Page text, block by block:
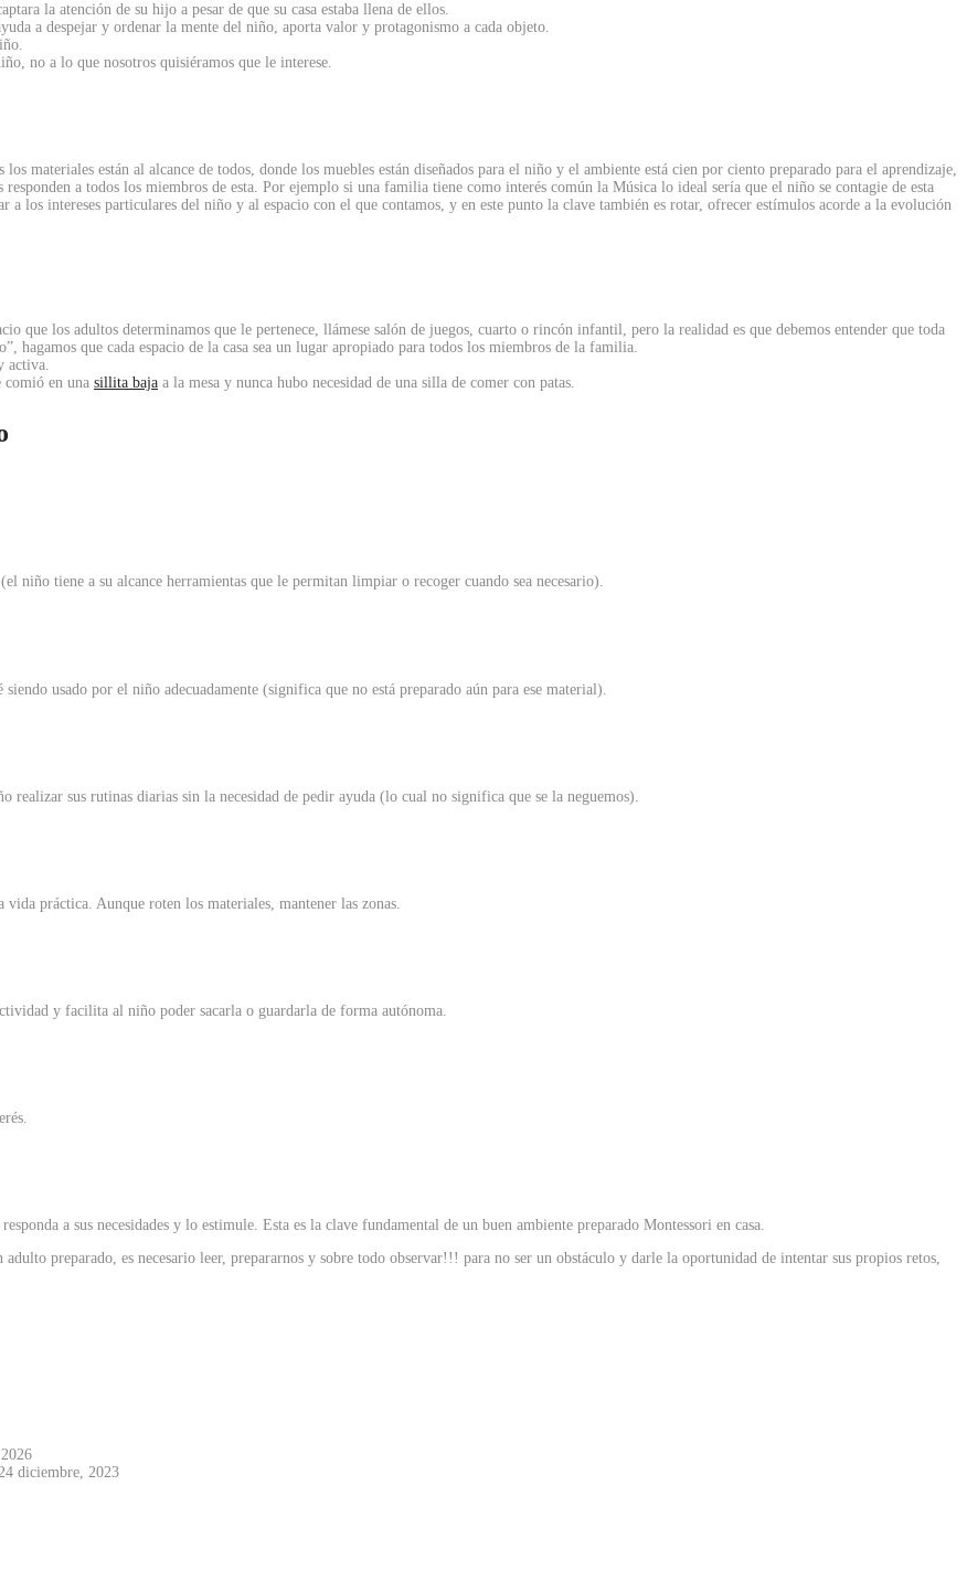
la atención de su hijo a pesar de que su casa estaba llena de ellos.
a despejar y ordenar la mente del niño, aporta valor y protagonismo a cada objeto.
no a lo que nosotros quisiéramos que le interese.
materiales están al alcance de todos, donde los muebles están diseñados para el niño y el ambiente está cien por ciento preparado para el aprendizaje,
a todos los miembros de esta. Por ejemplo si una familia tiene como interés común la Música lo ideal sería que el niño se contagie de esta
a los intereses particulares del niño y al espacio con el que contamos, y en este punto la clave también es rotar, ofrecer estímulos acorde a la evolución
que los adultos determinamos que le pertenece, llámese salón de juegos, cuarto o rincón infantil, pero la realidad es que debemos entender que toda
hagamos que cada espacio de la casa sea un lugar apropiado para todos los miembros de la familia.
activa.
comió en una sillita baja a la mesa y nunca hubo necesidad de una silla de comer con patas.
niño tiene a su alcance herramientas que le permitan limpiar o recoger cuando sea necesario).
usado por el niño adecuadamente (significa que no está preparado aún para ese material).
realizar sus rutinas diarias sin la necesidad de pedir ayuda (lo cual no significa que se la neguemos).
práctica. Aunque roten los materiales, mantener las zonas.
y facilita al niño poder sacarla o guardarla de forma autónoma.
a sus necesidades y lo estimule. Esta es la clave fundamental de un buen ambiente preparado Montessori en casa.
preparado, es necesario leer, prepararnos y sobre todo observar!!! para no ser un obstáculo y darle la oportunidad de intentar sus propios retos,
diciembre, 2023